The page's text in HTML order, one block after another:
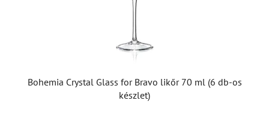
Bohemia Crystal Glass for Bravo likőr 70 ml (6 db-os
készlet)